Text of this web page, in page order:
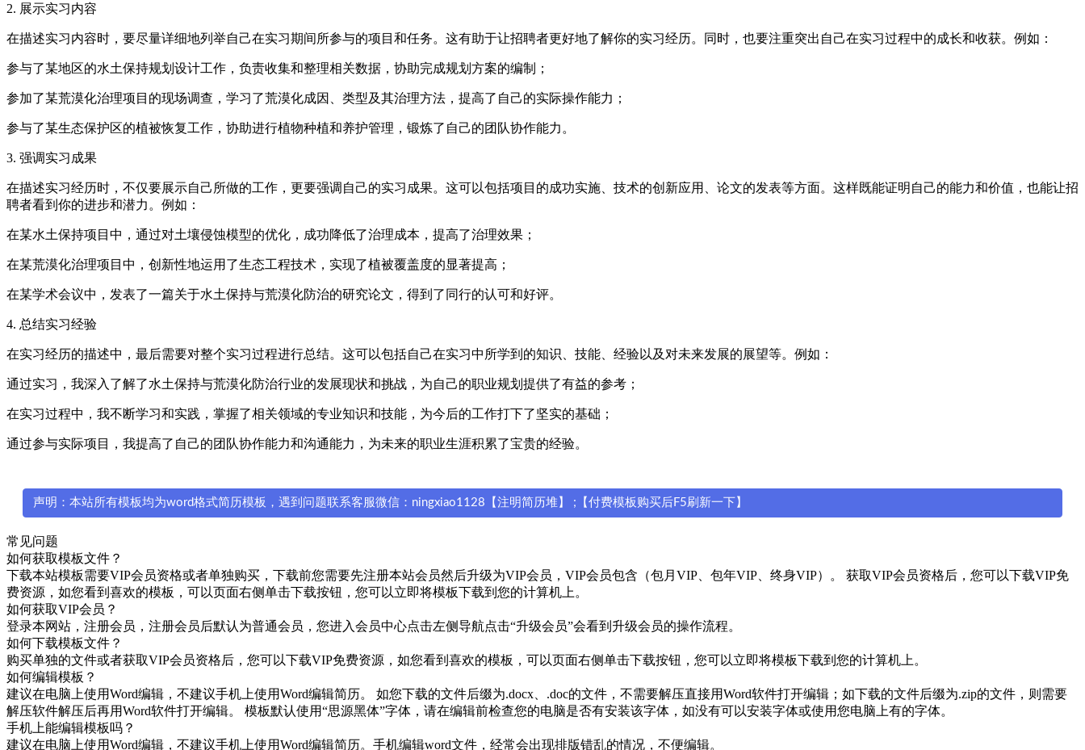
2. 展示实习内容
在描述实习内容时，要尽量详细地列举自己在实习期间所参与的项目和任务。这有助于让招聘者更好地了解你的实习经历。同时，也要注重突出自己在实习过程中的成长和收获。例如：
参与了某地区的水土保持规划设计工作，负责收集和整理相关数据，协助完成规划方案的编制；
参加了某荒漠化治理项目的现场调查，学习了荒漠化成因、类型及其治理方法，提高了自己的实际操作能力；
参与了某生态保护区的植被恢复工作，协助进行植物种植和养护管理，锻炼了自己的团队协作能力。
3. 强调实习成果
在描述实习经历时，不仅要展示自己所做的工作，更要强调自己的实习成果。这可以包括项目的成功实施、技术的创新应用、论文的发表等方面。这样既能证明自己的能力和价值，也能让招
聘者看到你的进步和潜力。例如：
在某水土保持项目中，通过对土壤侵蚀模型的优化，成功降低了治理成本，提高了治理效果；
在某荒漠化治理项目中，创新性地运用了生态工程技术，实现了植被覆盖度的显著提高；
在某学术会议中，发表了一篇关于水土保持与荒漠化防治的研究论文，得到了同行的认可和好评。
4. 总结实习经验
在实习经历的描述中，最后需要对整个实习过程进行总结。这可以包括自己在实习中所学到的知识、技能、经验以及对未来发展的展望等。例如：
通过实习，我深入了解了水土保持与荒漠化防治行业的发展现状和挑战，为自己的职业规划提供了有益的参考；
在实习过程中，我不断学习和实践，掌握了相关领域的专业知识和技能，为今后的工作打下了坚实的基础；
通过参与实际项目，我提高了自己的团队协作能力和沟通能力，为未来的职业生涯积累了宝贵的经验。
声明：本站所有模板均为word格式简历模板，遇到问题联系客服微信：ningxiao1128【注明简历堆】 ;【付费模板购买后F5刷新一下】
常见问题
如何获取模板文件？
下载本站模板需要VIP会员资格或者单独购买，下载前您需要先注册本站会员然后升级为VIP会员，VIP会员包含（包月VIP、包年VIP、终身VIP）。 获取VIP会员资格后，您可以下载VIP免
费资源，如您看到喜欢的模板，可以页面右侧单击下载按钮，您可以立即将模板下载到您的计算机上。
如何获取VIP会员？
登录本网站，注册会员，注册会员后默认为普通会员，您进入会员中心点击左侧导航点击“升级会员”会看到升级会员的操作流程。
如何下载模板文件？
购买单独的文件或者获取VIP会员资格后，您可以下载VIP免费资源，如您看到喜欢的模板，可以页面右侧单击下载按钮，您可以立即将模板下载到您的计算机上。
如何编辑模板？
建议在电脑上使用Word编辑，不建议手机上使用Word编辑简历。 如您下载的文件后缀为.docx、.doc的文件，不需要解压直接用Word软件打开编辑；如下载的文件后缀为.zip的文件，则需要
解压软件解压后再用Word软件打开编辑。 模板默认使用“思源黑体”字体，请在编辑前检查您的电脑是否有安装该字体，如没有可以安装字体或使用您电脑上有的字体。
手机上能编辑模板吗？
建议在电脑上使用Word编辑，不建议手机上使用Word编辑简历。手机编辑word文件，经常会出现排版错乱的情况，不便编辑。